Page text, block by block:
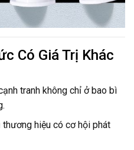
Có Giá Trị Khác
tranh không chỉ ở bao bì
thương hiệu có cơ hội phát